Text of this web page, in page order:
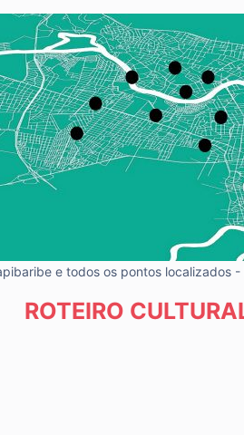
e todos os pontos localizados -
ROTEIRO